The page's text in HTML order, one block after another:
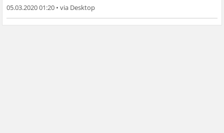
05.03.2020 01:20 •